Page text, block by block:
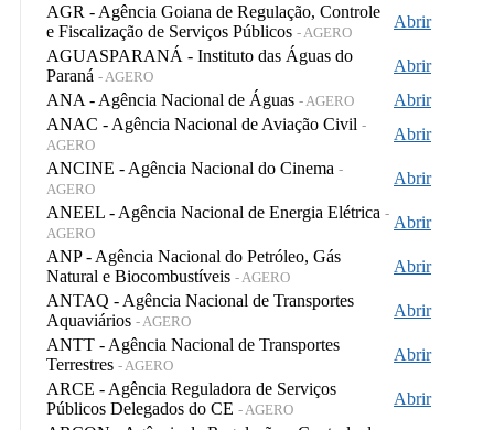
AGR - Agência Goiana de Regulação, Controle
e Fiscalização de Serviços Públicos - AGERO
Abrir
AGUASPARANÁ - Instituto das Águas do
Paraná - AGERO
Abrir
ANA - Agência Nacional de Águas - AGERO
Abrir
ANAC - Agência Nacional de Aviação Civil -
AGERO
Abrir
ANCINE - Agência Nacional do Cinema -
AGERO
Abrir
ANEEL - Agência Nacional de Energia Elétrica -
AGERO
Abrir
ANP - Agência Nacional do Petróleo, Gás
Natural e Biocombustíveis - AGERO
Abrir
ANTAQ - Agência Nacional de Transportes
Aquaviários - AGERO
Abrir
ANTT - Agência Nacional de Transportes
Terrestres - AGERO
Abrir
ARCE - Agência Reguladora de Serviços
Públicos Delegados do CE - AGERO
Abrir